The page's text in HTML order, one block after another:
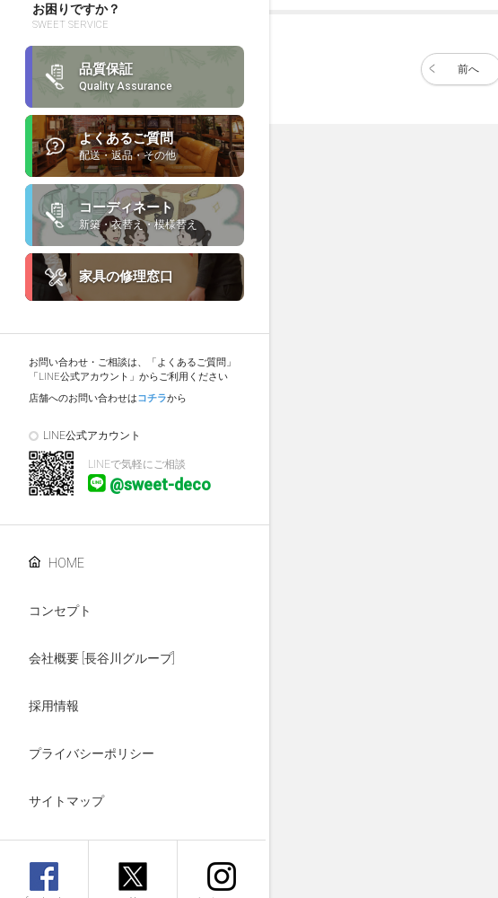
お困りですか？
SWEET SERVICE
品質保証
Quality Assurance
よくあるご質問
配送・返品・その他
コーディネート
新築・衣替え・模様替え
家具の修理窓口
お問い合わせ・ご相談は、「よくあるご質問」
「LINE公式アカウント」からご利用ください
店舗へのお問い合わせはコチラから
LINE公式アカウント
LINEで気軽にご相談
@sweet-deco
HOME
コンセプト
会社概要 [長谷川グループ]
採用情報
プライバシーポリシー
サイトマップ
前へ